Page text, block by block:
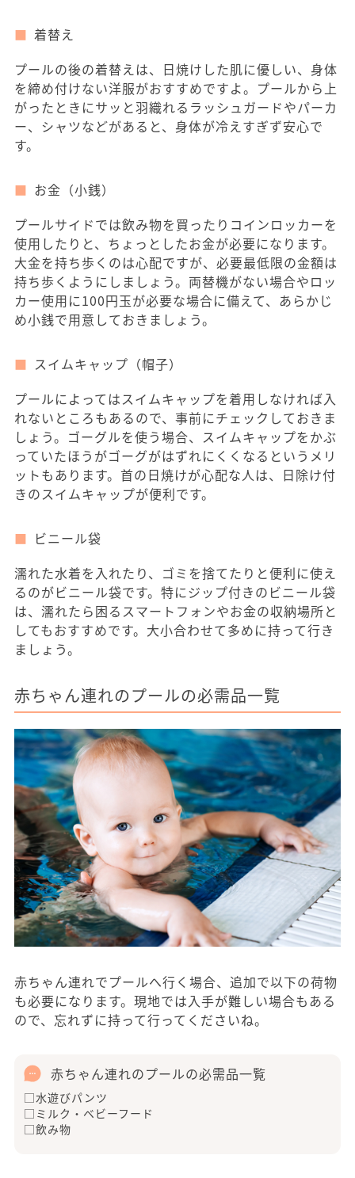
着替え
プールの後の着替えは、日焼けした肌に優しい、身体
を締め付けない洋服がおすすめですよ。プールから上
がったときにサッと羽織れるラッシュガードやパーカ
ー、シャツなどがあると、身体が冷えすぎず安心で
す。
お金（小銭）
プールサイドでは飲み物を買ったりコインロッカーを
使用したりと、ちょっとしたお金が必要になります。
大金を持ち歩くのは心配ですが、必要最低限の金額は
持ち歩くようにしましょう。両替機がない場合やロッ
カー使用に100円玉が必要な場合に備えて、あらかじ
め小銭で用意しておきましょう。
スイムキャップ（帽子）
プールによってはスイムキャップを着用しなければ入
れないところもあるので、事前にチェックしておきま
しょう。ゴーグルを使う場合、スイムキャップをかぶ
っていたほうがゴーグがはずれにくくなるというメリ
ットもあります。首の日焼けが心配な人は、日除け付
きのスイムキャップが便利です。
ビニール袋
濡れた水着を入れたり、ゴミを捨てたりと便利に使え
るのがビニール袋です。特にジップ付きのビニール袋
は、濡れたら困るスマートフォンやお金の収納場所と
してもおすすめです。大小合わせて多めに持って行き
ましょう。
赤ちゃん連れのプールの必需品一覧
赤ちゃん連れでプールへ行く場合、追加で以下の荷物
も必要になります。現地では入手が難しい場合もある
ので、忘れずに持って行ってくださいね。
赤ちゃん連れのプールの必需品一覧
□水遊びパンツ
□ミルク・ベビーフード
□飲み物